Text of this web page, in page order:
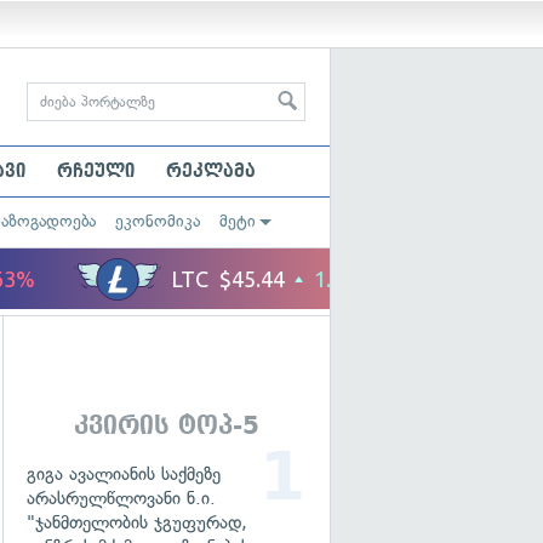
რჩეული რეკლამა
ეკონომიკა მეტი
კვირის ტოპ-5
გიგა ავალიანის საქმეზე
არასრულწლოვანი ნ.ი.
"ჯანმთელობის ჯგუფურად,